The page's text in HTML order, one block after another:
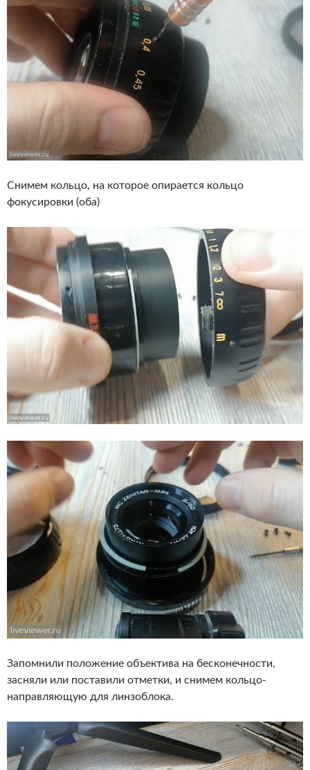
Снимем кольцо, на которое опирается кольцо
фокусировки (оба)
Запомнили положение объектива на бесконечности,
засняли или поставили отметки, и снимем кольцо-
направляющую для линзоблока.